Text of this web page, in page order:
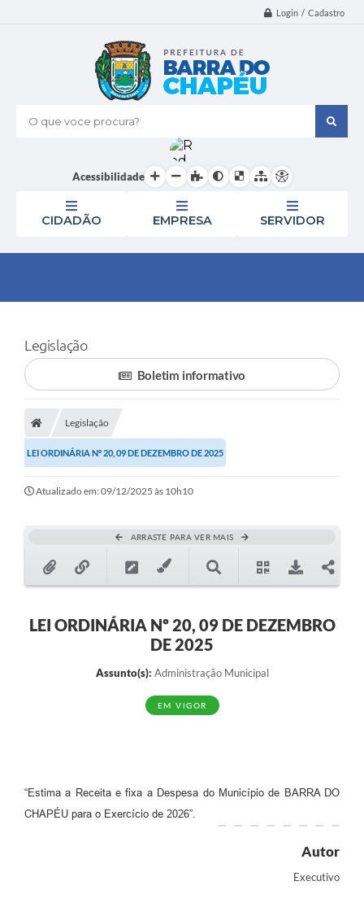
Login / Cadastro
O que voce procura?
Acessibilidade
CIDADÃO EMPRESA SERVIDOR
Legislação
Boletim informativo
Legislação
LEI ORDINÁRIA Nº 20, 09 DE DEZEMBRO DE 2025
Atualizado em: 09/12/2025 às 10h10
ARRASTE PARA VER MAIS
LEI ORDINÁRIA Nº 20, 09 DE DEZEMBRO
DE 2025
Assunto(s): Administração Municipal
EM VIGOR
“Estima a Receita e fixa a Despesa do Município de BARRA DO
CHAPÉU para o Exercício de 2026”.
Autor
Executivo